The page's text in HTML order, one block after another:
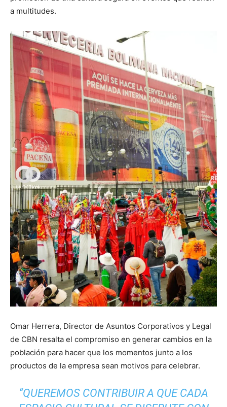
a multitudes.
Omar Herrera, Director de Asuntos Corporativos y Legal
de CBN resalta el compromiso en generar cambios en la
población para hacer que los momentos junto a los
productos de la empresa sean motivos para celebrar.
“QUEREMOS CONTRIBUIR A QUE CADA